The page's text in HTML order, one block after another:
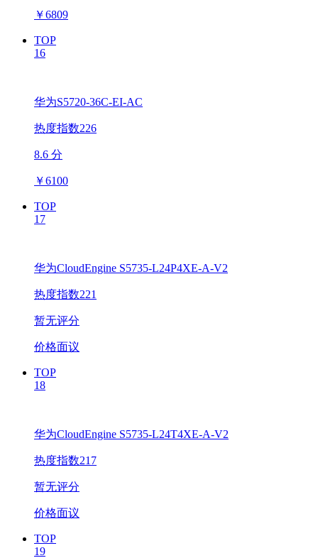
￥6809
TOP
16
华为S5720-36C-EI-AC
热度指数226
8.6 分
￥6100
TOP
17
华为CloudEngine S5735-L24P4XE-A-V2
热度指数221
暂无评分
价格面议
TOP
18
华为CloudEngine S5735-L24T4XE-A-V2
热度指数217
暂无评分
价格面议
TOP
19